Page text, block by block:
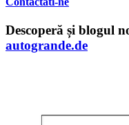
Descoperă și blogul
autogrande.de